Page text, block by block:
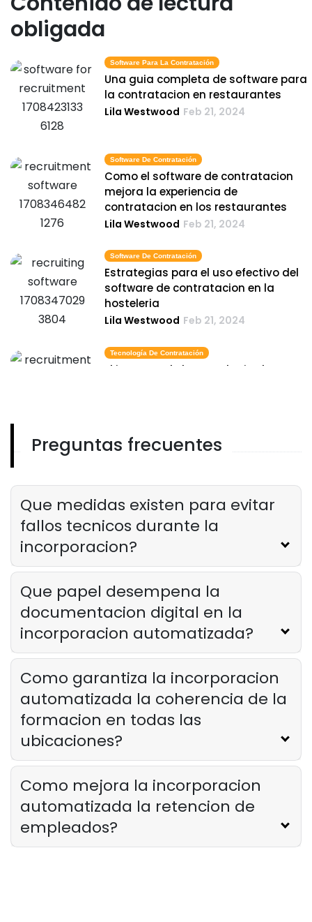
obligada
Software Para La Contratación
Una guia completa de software para
la contratacion en restaurantes
Lila Westwood Feb 21, 2024
Software De Contratación
Como el software de contratacion
mejora la experiencia de
contratacion en los restaurantes
Lila Westwood Feb 21, 2024
Software De Contratación
Estrategias para el uso efectivo del
software de contratacion en la
hosteleria
Lila Westwood Feb 21, 2024
Tecnología De Contratación
El impacto de la tecnologia de
Contratación De Recursos Humanos
en la industria de restaurantes
Lila Westwood Feb 21, 2024
Preguntas frecuentes
Que medidas existen para evitar
fallos tecnicos durante la
incorporacion?
Que papel desempena la
documentacion digital en la
incorporacion automatizada?
Como garantiza la incorporacion
automatizada la coherencia de la
formacion en todas las
ubicaciones?
Como mejora la incorporacion
automatizada la retencion de
empleados?